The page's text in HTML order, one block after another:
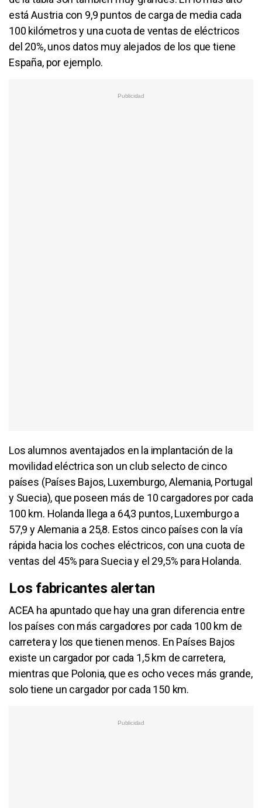
está Austria con 9,9 puntos de carga de media cada
100 kilómetros y una cuota de ventas de eléctricos
del 20%, unos datos muy alejados de los que tiene
España, por ejemplo.
Los alumnos aventajados en la implantación de la
movilidad eléctrica son un club selecto de cinco
países (Países Bajos, Luxemburgo, Alemania, Portugal
y Suecia), que poseen más de 10 cargadores por cada
100 km. Holanda llega a 64,3 puntos, Luxemburgo a
57,9 y Alemania a 25,8. Estos cinco países con la vía
rápida hacia los coches eléctricos, con una cuota de
ventas del 45% para Suecia y el 29,5% para Holanda.
Los fabricantes alertan
ACEA ha apuntado que hay una gran diferencia entre
los países con más cargadores por cada 100 km de
carretera y los que tienen menos. En Países Bajos
existe un cargador por cada 1,5 km de carretera,
mientras que Polonia, que es ocho veces más grande,
solo tiene un cargador por cada 150 km.